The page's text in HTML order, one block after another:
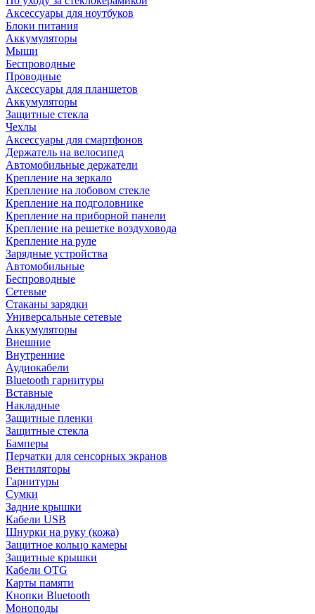
Аксессуары для ноутбуков
Блоки питания
Аккумуляторы
Мыши
Беспроводные
Проводные
Аксессуары для планшетов
Аккумуляторы
Защитные стекла
Чехлы
Аксессуары для смартфонов
Держатель на велосипед
Автомобильные держатели
Крепление на зеркало
Крепление на лобовом стекле
Крепление на подголовнике
Крепление на приборной панели
Крепление на решетке воздуховода
Крепление на руле
Зарядные устройства
Автомобильные
Беспроводные
Сетевые
Стаканы зарядки
Универсальные сетевые
Аккумуляторы
Внешние
Внутренние
Аудиокабели
Bluetooth гарнитуры
Вставные
Накладные
Защитные пленки
Защитные стекла
Бамперы
Перчатки для сенсорных экранов
Вентиляторы
Гарнитуры
Сумки
Задние крышки
Кабели USB
Шнурки на руку (кожа)
Защитное кольцо камеры
Защитные крышки
Кабели OTG
Карты памяти
Кнопки Bluetooth
Моноподы